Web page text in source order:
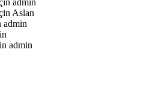
Aslan
admin
admin